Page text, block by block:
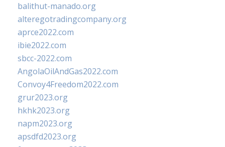
balithut-manado.org
alteregotradingcompany.org
aprce2022.com
ibie2022.com
sbcc-2022.com
AngolaOilAndGas2022.com
Convoy4Freedom2022.com
grur2023.org
hkhk2023.org
napm2023.org
apsdfd2023.org